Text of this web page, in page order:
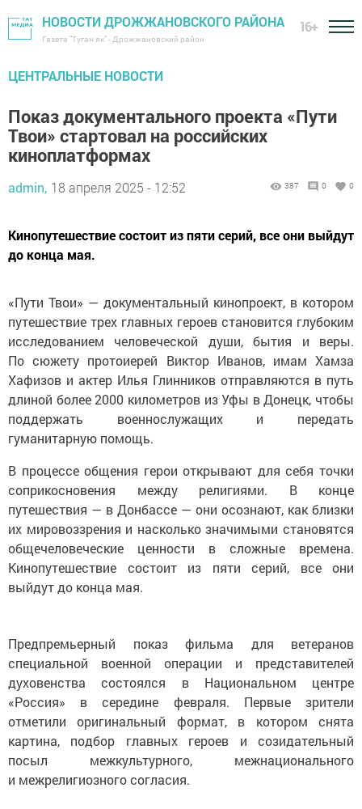
НОВОСТИ ДРОЖЖАНОВСКОГО РАЙОНА
Газета "Туган як" - Дрожжановский район
16+
ЦЕНТРАЛЬНЫЕ НОВОСТИ
Показ документального проекта «Пути
Твои» стартовал на российских
киноплатформах
admin, 18 апреля 2025 - 12:52 387 0 0
Кинопутешествие состоит из пяти серий, все они выйдут
до конца мая.
«Пути Твои» — документальный кинопроект, в котором
путешествие трех главных героев становится глубоким
исследованием человеческой души, бытия и веры.
По сюжету протоиерей Виктор Иванов, имам Хамза
Хафизов и актер Илья Глинников отправляются в путь
длиной более 2000 километров из Уфы в Донецк, чтобы
поддержать военнослужащих и передать
гуманитарную помощь.
В процессе общения герои открывают для себя точки
соприкосновения между религиями. В конце
путешествия — в Донбассе — они осознают, как близки
их мировоззрения и насколько значимыми становятся
общечеловеческие ценности в сложные времена.
Кинопутешествие состоит из пяти серий, все они
выйдут до конца мая.
Предпремьерный показ фильма для ветеранов
специальной военной операции и представителей
духовенства состоялся в Национальном центре
«Россия» в середине февраля. Первые зрители
отметили оригинальный формат, в котором снята
картина, подбор главных героев и созидательный
посыл межкультурного, межнационального
и межрелигиозного согласия.